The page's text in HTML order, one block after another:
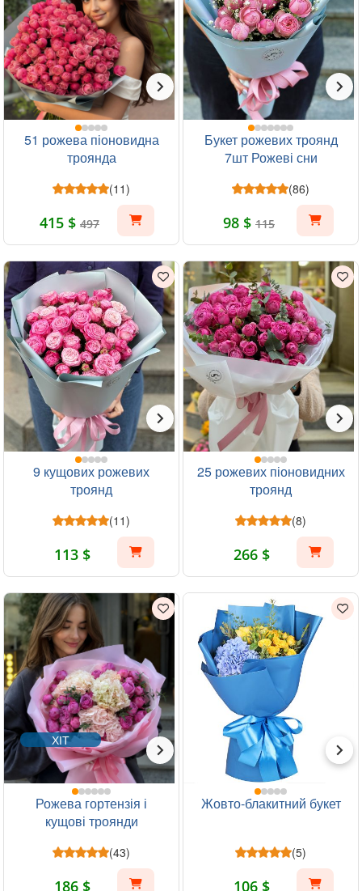
51 рожева піоновидна
троянда
(11)
415 $ 497
Букет рожевих троянд
7шт Рожеві сни
(86)
98 $ 115
9 кущових рожевих
троянд
(11)
113 $
25 рожевих піоновидних
троянд
(8)
266 $
ХІТ
Рожева гортензія і
кущові троянди
(43)
186 $
Жовто-блакитний букет
(5)
106 $